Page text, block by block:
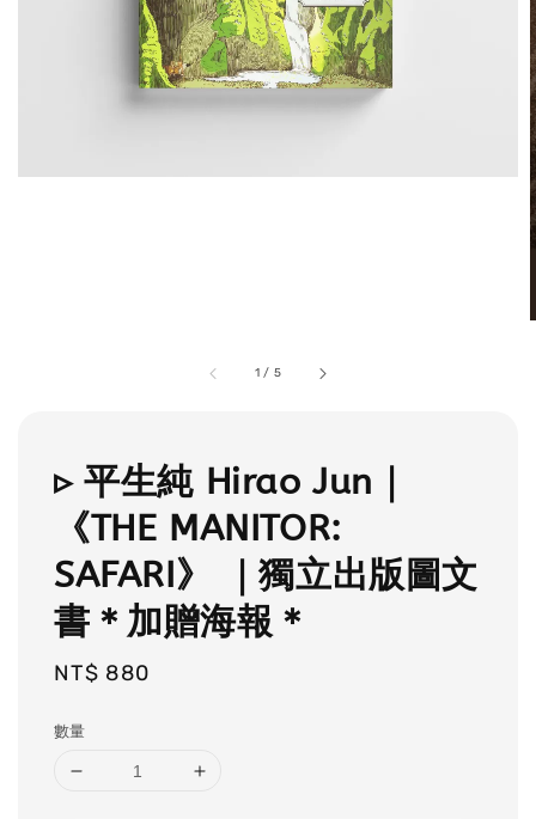
1 / 5
▹ 平生純 Hirao Jun｜
《THE MANITOR:
SAFARI》 ｜獨立出版圖文
書＊加贈海報＊
Regular
NT$ 880
數量